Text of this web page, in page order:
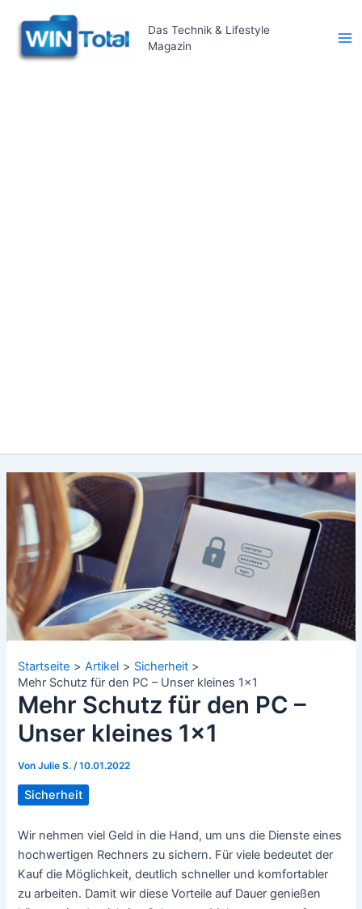
Inhalt
springen
Das Technik & Lifestyle
Magazin
Startseite Artikel
Sicherheit
Mehr Schutz für den PC – Unser kleines 1×1
Mehr Schutz für den PC –
Unser kleines 1×1
VonJulie S./10.01.2022
Sicherheit
Wir nehmen viel Geld in die Hand, um uns die Dienste eines
hochwertigen Rechners zu sichern. Für viele bedeutet der
Kauf die Möglichkeit, deutlich schneller und komfortabler
zu arbeiten. Damit wir diese Vorteile auf Dauer genießen